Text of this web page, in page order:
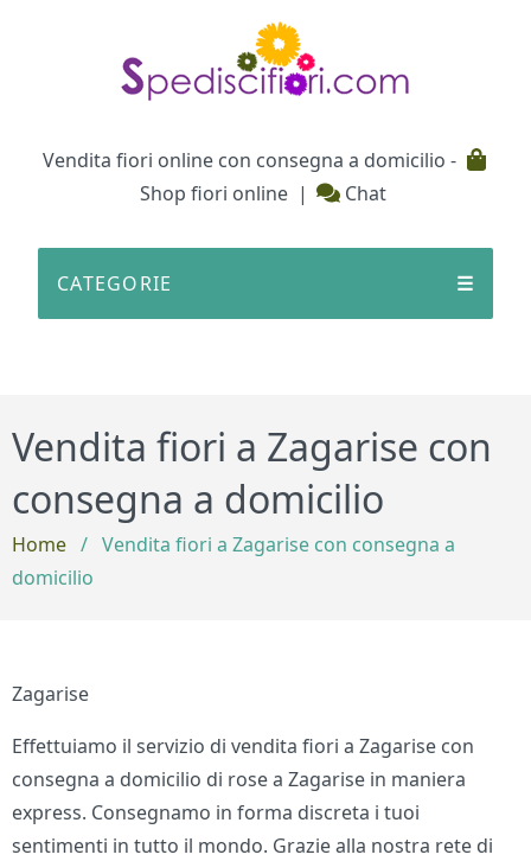
Vendita fiori online con consegna a domicilio -
Shop fiori online | Chat
CATEGORIE ☰
Vendita fiori a Zagarise con
consegna a domicilio
Home / Vendita fiori a Zagarise con consegna a
domicilio
Zagarise
Effettuiamo il servizio di vendita fiori a Zagarise con
consegna a domicilio di rose a Zagarise in maniera
express. Consegnamo in forma discreta i tuoi
sentimenti in tutto il mondo. Grazie alla nostra rete di